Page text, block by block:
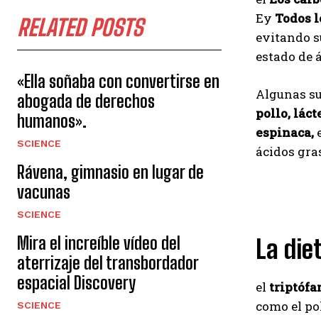
RELATED POSTS
«Ella soñaba con convertirse en
abogada de derechos
humanos».
SCIENCE
Rávena, gimnasio en lugar de
vacunas
SCIENCE
Mira el increíble vídeo del
aterrizaje del transbordador
espacial Discovery
SCIENCE
Ey Todos
evitando
estado de
Algunas
pollo,
espinaca,
ácidos
La
el
como el